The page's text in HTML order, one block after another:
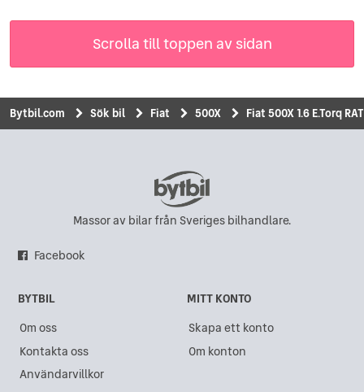
Scrolla till toppen av sidan
Bytbil.com Sök bil Fiat 500X Fiat 500X 1.6 E.Torq
Massor av bilar från Sveriges bilhandlare.
Facebook
BYTBIL
Om oss
Kontakta oss
Användarvillkor
MITT KONTO
Skapa ett konto
Om konton